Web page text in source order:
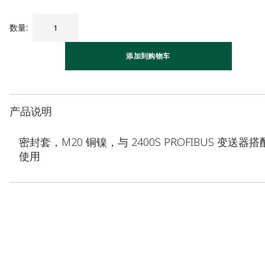
数量:
添加到购物车
产品说明
密封套，M20 铜镍，与 2400S PROFIBUS 变送器搭
使用